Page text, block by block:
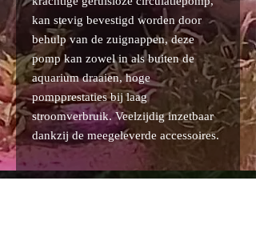
kan stevig bevestigd worden door
behulp van de zuignappen, deze
pomp kan zowel in als buiten de
aquarium draaien, hoge
pompprestaties bij laag
stroomverbruik. Veelzijdig inzetbaar
dankzij de meegeleverde accessoires.